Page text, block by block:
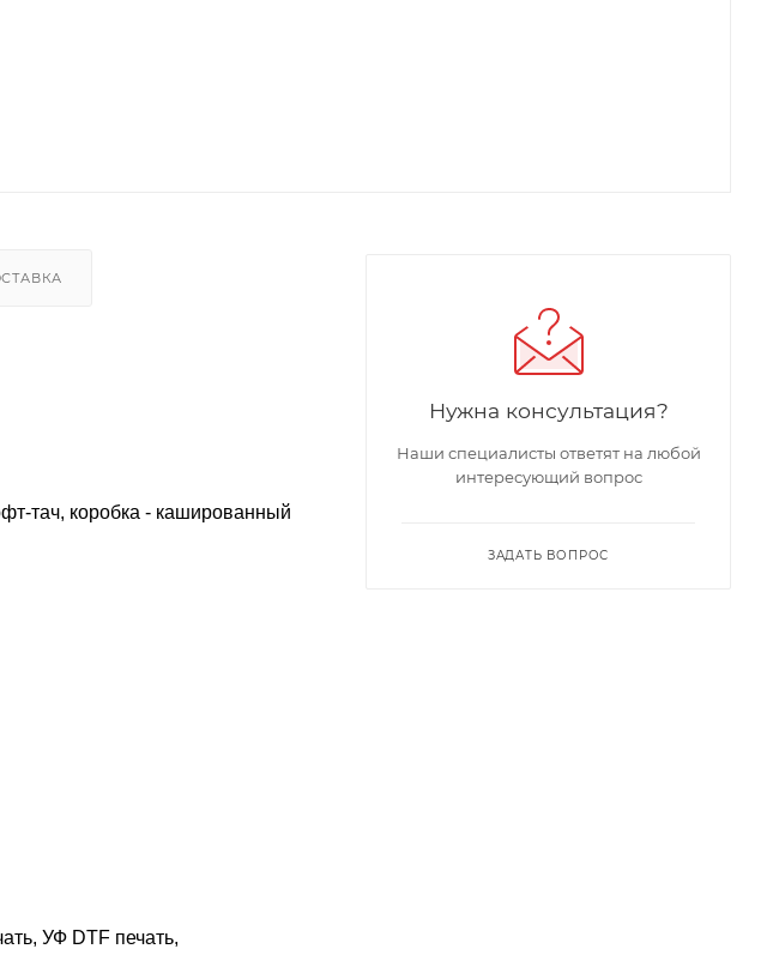
тач, коробка - кашированный
УФ DTF печать,
Нужна консультация?
Наши специалисты ответят на любой
интересующий вопрос
ЗАДАТЬ ВОПРОС